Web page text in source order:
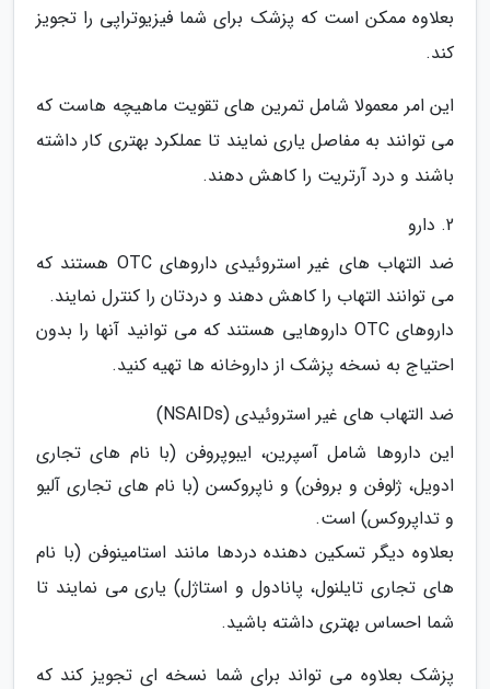
بعلاوه ممکن است که پزشک برای شما فیزیوتراپی را تجویز
کند.
این امر معمولا شامل تمرین های تقویت ماهیچه هاست که
می توانند به مفاصل یاری نمایند تا عملکرد بهتری کار داشته
باشند و درد آرتریت را کاهش دهند.
2. دارو
ضد التهاب های غیر استروئیدی داروهای OTC هستند که
می توانند التهاب را کاهش دهند و دردتان را کنترل نمایند.
داروهای OTC داروهایی هستند که می توانید آنها را بدون
احتیاج به نسخه پزشک از داروخانه ها تهیه کنید.
ضد التهاب های غیر استروئیدی (NSAIDs)
این داروها شامل آسپرین، ایبوپروفن (با نام های تجاری
ادویل، ژلوفن و بروفن) و ناپروکسن (با نام های تجاری آلیو
و تداپروکس) است.
بعلاوه دیگر تسکین دهنده دردها مانند استامینوفن (با نام
های تجاری تایلنول، پانادول و استاژل) یاری می نمایند تا
شما احساس بهتری داشته باشید.
پزشک بعلاوه می تواند برای شما نسخه ای تجویز کند که